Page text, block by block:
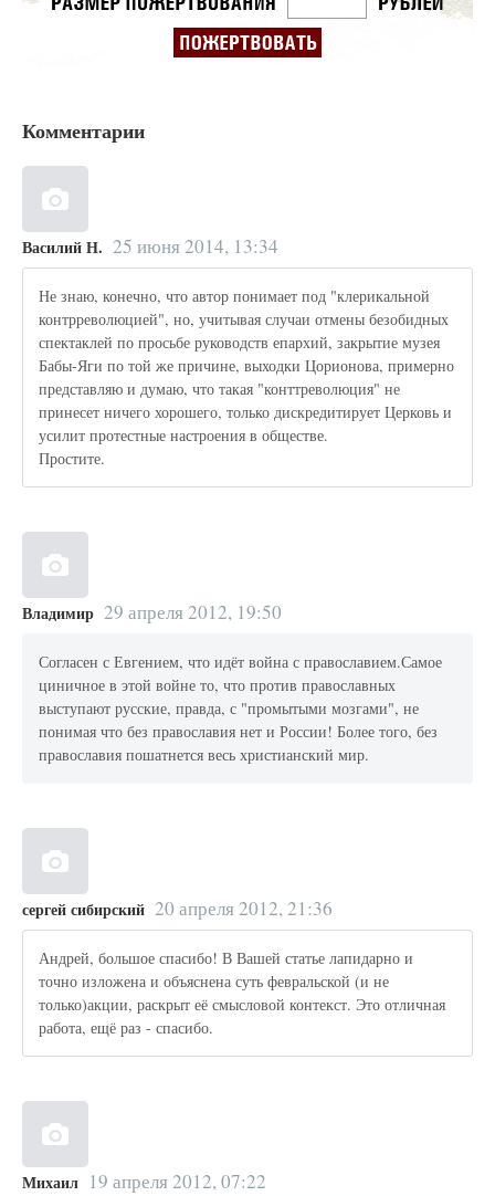
Комментарии
Василий Н. 25 июня 2014, 13:34
Не знаю, конечно, что автор понимает под "клерикальной
контрреволюцией", но, учитывая случаи отмены безобидных
спектаклей по просьбе руководств епархий, закрытие музея
Бабы-Яги по той же причине, выходки Цорионова, примерно
представляю и думаю, что такая "конттреволюция" не
принесет ничего хорошего, только дискредитирует Церковь и
усилит протестные настроения в обществе.
Простите.
Владимир 29 апреля 2012, 19:50
Согласен с Евгением, что идёт война с православием.Самое
циничное в этой войне то, что против православных
выступают русские, правда, с "промытыми мозгами", не
понимая что без православия нет и России! Более того, без
православия пошатнется весь христианский мир.
сергей сибирский 20 апреля 2012, 21:36
Андрей, большое спасибо! В Вашей статье лапидарно и
точно изложена и объяснена суть февральской (и не
только)акции, раскрыт её смысловой контекст. Это отличная
работа, ещё раз - спасибо.
Михаил 19 апреля 2012, 07:22